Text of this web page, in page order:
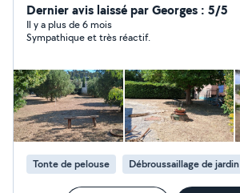
gazon synthétique
Dernier avis laissé par Georges : 5/5
Il y a plus de 6 mois
Sympathique et très réactif.
Tonte de pelouse Débroussaillage de jardin